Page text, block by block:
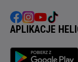
APLIKACJE